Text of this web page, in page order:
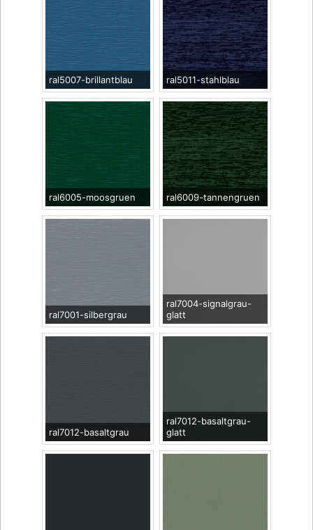
ral5007-brillantblau ral5011-stahlblau
ral6005-moosgruen ral6009-tannengruen
ral7001-silbergrau
ral7004-signalgrau-
glatt
ral7012-basaltgrau
ral7012-basaltgrau-
glatt